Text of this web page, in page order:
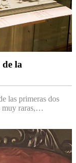
la
las primeras dos
muy raras,…